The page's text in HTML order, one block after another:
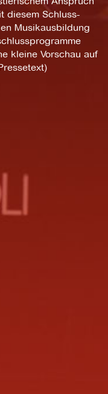
diesem Schluss-
Musikausbildung
kleine Vorschau auf